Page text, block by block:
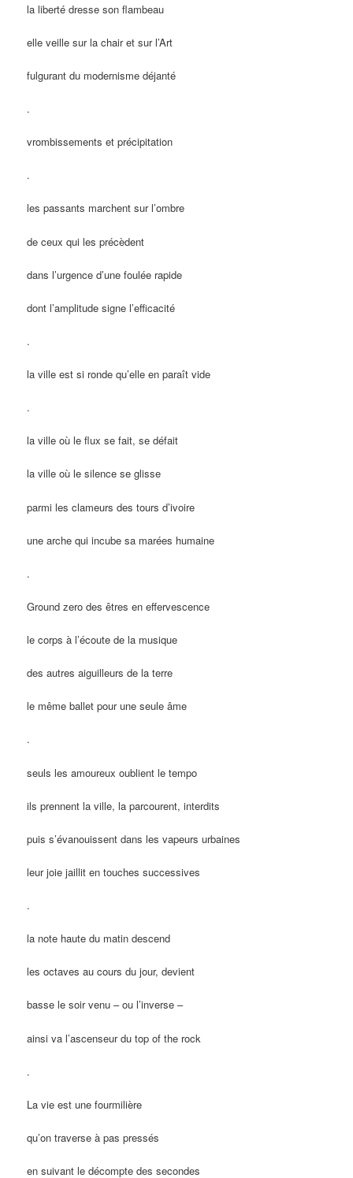
la liberté dresse son flambeau
elle veille sur la chair et sur l’Art
fulgurant du modernisme déjanté
.
vrombissements et précipitation
.
les passants marchent sur l’ombre
de ceux qui les précèdent
dans l’urgence d’une foulée rapide
dont l’amplitude signe l’efficacité
.
la ville est si ronde qu’elle en paraît vide
.
la ville où le flux se fait, se défait
la ville où le silence se glisse
parmi les clameurs des tours d’ivoire
une arche qui incube sa marées humaine
.
Ground zero des êtres en effervescence
le corps à l’écoute de la musique
des autres aiguilleurs de la terre
le même ballet pour une seule âme
.
seuls les amoureux oublient le tempo
ils prennent la ville, la parcourent, interdits
puis s’évanouissent dans les vapeurs urbaines
leur joie jaillit en touches successives
.
la note haute du matin descend
les octaves au cours du jour, devient
basse le soir venu – ou l’inverse –
ainsi va l’ascenseur du top of the rock
.
La vie est une fourmilière
qu’on traverse à pas pressés
en suivant le décompte des secondes